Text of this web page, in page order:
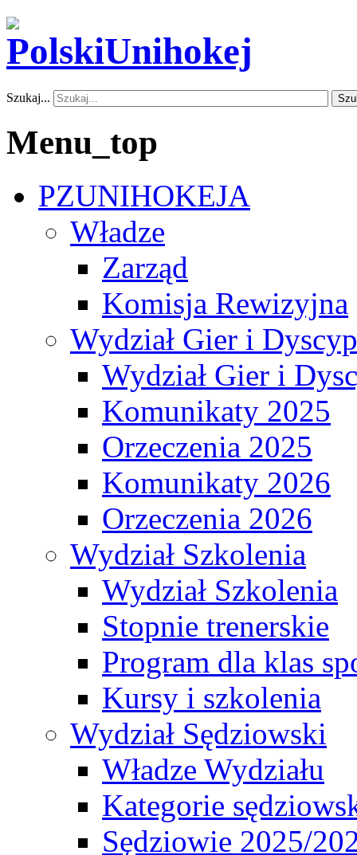
Szukaj...
Menu_top
PZUNIHOKEJA
Władze
Zarząd
Komisja Rewizyjna
Wydział Gier i
Wydział Gier i
Komunikaty 2025
Orzeczenia 2025
Komunikaty 2026
Orzeczenia 2026
Wydział Szkolenia
Wydział Szkolenia
Stopnie trenerskie
Program dla klas
Kursy i szkolenia
Wydział Sędziowski
Władze Wydziału
Kategorie
Sędziowie 2025/